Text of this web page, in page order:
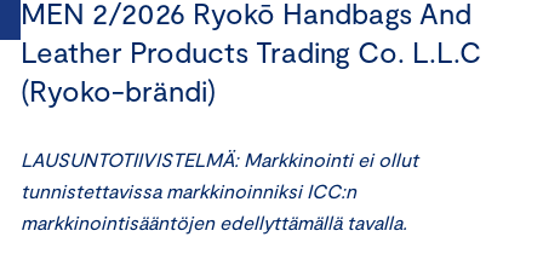
MEN 2/2026 Ryokō Handbags And
Leather Products Trading Co. L.L.C
(Ryoko-brändi)
LAUSUNTOTIIVISTELMÄ: Markkinointi ei ollut
tunnistettavissa markkinoinniksi ICC:n
markkinointisääntöjen edellyttämällä tavalla.